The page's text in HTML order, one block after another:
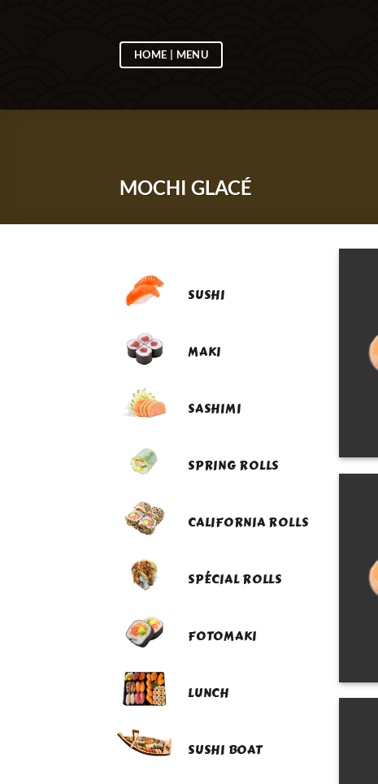
HOME | MENU
MOCHI GLACÉ
SUSHI
MAKI
SASHIMI
SPRING ROLLS
CALIFORNIA ROLLS
SPÉCIAL ROLLS
FOTOMAKI
LUNCH
SUSHI BOAT